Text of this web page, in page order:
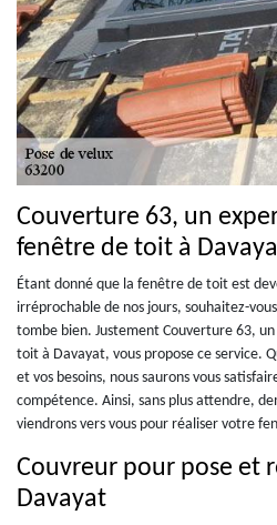
Couverture 63, un
fenêtre de toit à
Étant donné que la fenêtre de toit est
irréprochable de nos jours, souhaitez-
tombe bien. Justement Couverture 63,
toit à Davayat, vous propose ce service.
et vos besoins, nous saurons vous
compétence. Ainsi, sans plus attendre,
viendrons vers vous pour réaliser votre
Couvreur pour pose et
Davayat